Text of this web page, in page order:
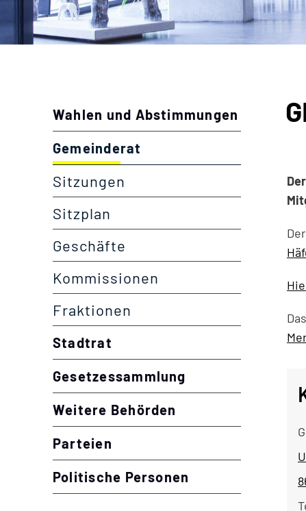
Inhalt
Wahlen und Abstimmungen
Gemeinderat
Sitzungen
Sitzplan
Geschäfte
Kommissionen
Fraktionen
Stadtrat
Gesetzessammlung
Weitere Behörden
Parteien
Politische Personen